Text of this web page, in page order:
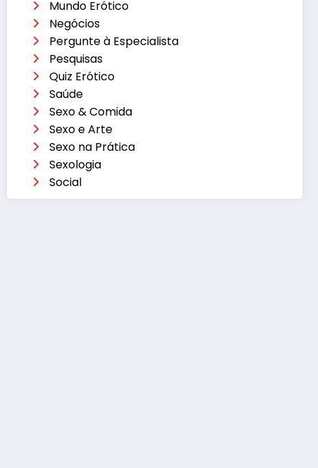
Mundo Erótico
Negócios
Pergunte à Especialista
Pesquisas
Quiz Erótico
Saúde
Sexo & Comida
Sexo e Arte
Sexo na Prática
Sexologia
Social